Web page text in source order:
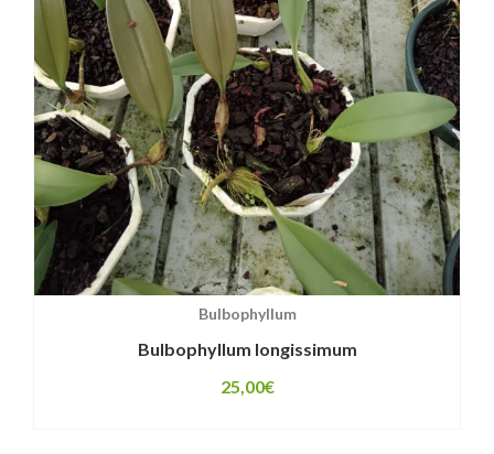
Bulbophyllum
Bulbophyllum longissimum
25,00€